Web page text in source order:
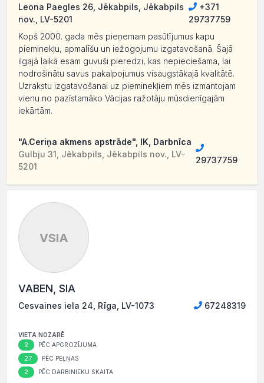
Leona Paegles 26, Jēkabpils, Jēkabpils
nov., LV-5201
+371
29737759
Kopš 2000. gada mēs pieņemam pasūtījumus kapu
pieminekļu, apmalīšu un iežogojumu izgatavošanā. Šajā
ilgajā laikā esam guvuši pieredzi, kas nepieciešama, lai
nodrošinātu savus pakalpojumus visaugstākajā kvalitātē.
Uzrakstu izgatavošanai uz pieminekļiem mēs izmantojam
vienu no pazīstamāko Vācijas ražotāju mūsdienīgajām
iekārtām.
"A.Ceriņa akmens apstrāde", IK, Darbnīca
Gulbju 31, Jēkabpils, Jēkabpils nov., LV-
5201
29737759
VSIA
VABEN, SIA
Cesvaines iela 24, Rīga, LV-1073 67248319
VIETA NOZARĒ
2 PĒC APGROZĪJUMA
27 PĒC PEĻŅAS
2 PĒC DARBINIEKU SKAITA